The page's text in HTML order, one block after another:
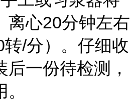
离心20分钟左右
转/分）。仔细收
一份待检测，